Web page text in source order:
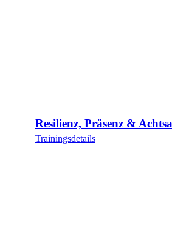
Resilienz, Präsenz &
Trainingsdetails